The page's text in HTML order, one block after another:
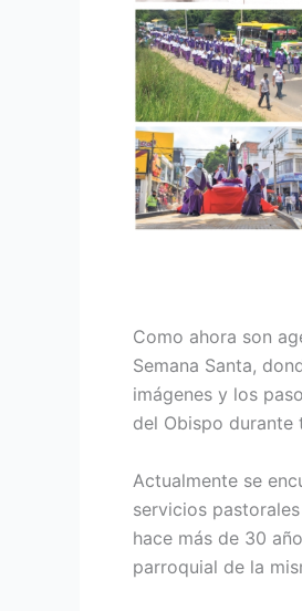
Como ahora son
Semana Santa,
imágenes y los
del Obispo durante
Actualmente se
servicios
hace más de 30
parro­quial de la